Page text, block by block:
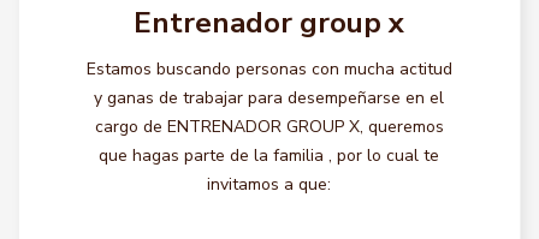
Entrenador group x
Estamos buscando personas con mucha actitud
y ganas de trabajar para desempeñarse en el
cargo de ENTRENADOR GROUP X, queremos
que hagas parte de la familia , por lo cual te
invitamos a que: